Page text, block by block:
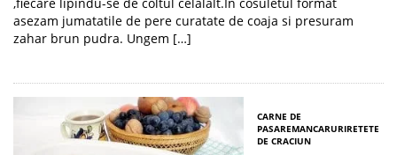
asezam jumatatile de pere curatate de coaja si presuram
zahar brun pudra. Ungem […]
CARNE DE
PASAREMANCARURIRETETE
DE CRACIUN